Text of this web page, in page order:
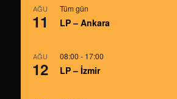
AĞU
11
Tüm gün
LP – Ankara
AĞU
12
08:00 - 17:00
LP – İzmir